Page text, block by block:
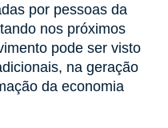
por pessoas da
nos próximos
pode ser visto
na geração
da economia